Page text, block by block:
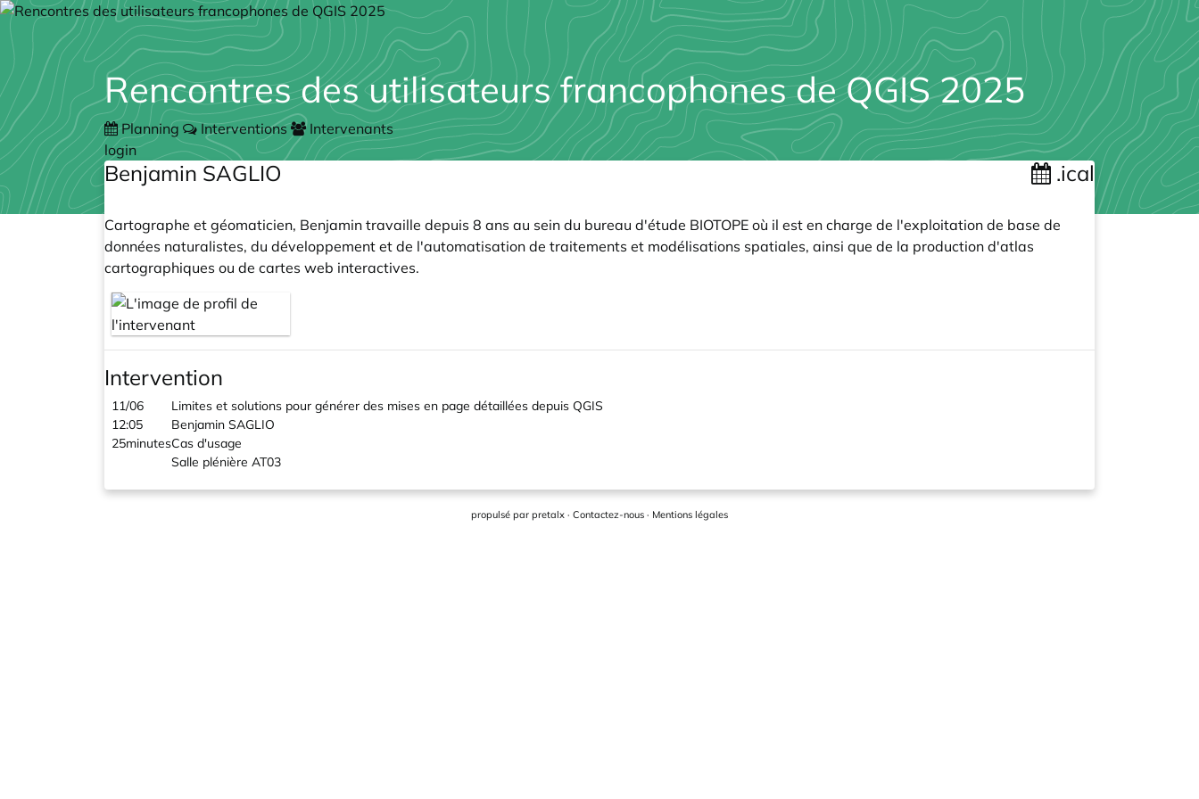
Rencontres des utilisateurs francophones de QGIS 2025
Planning Interventions
Intervenants
login
Benjamin SAGLIO .ical
Cartographe et géomaticien, Benjamin travaille depuis 8 ans au sein du bureau d'étude BIOTOPE où il est en charge de l'exploitation de base de
données naturalistes, du développement et de l'automatisation de traitements et modélisations spatiales, ainsi que de la production d'atlas
cartographiques ou de cartes web interactives.
Intervention
11/06
12:05
25minutes
Limites et solutions pour générer des mises en page détaillées depuis QGIS
Benjamin SAGLIO
Cas d'usage
Salle plénière AT03
propulsé par pretalx · Contactez-nous · Mentions légales